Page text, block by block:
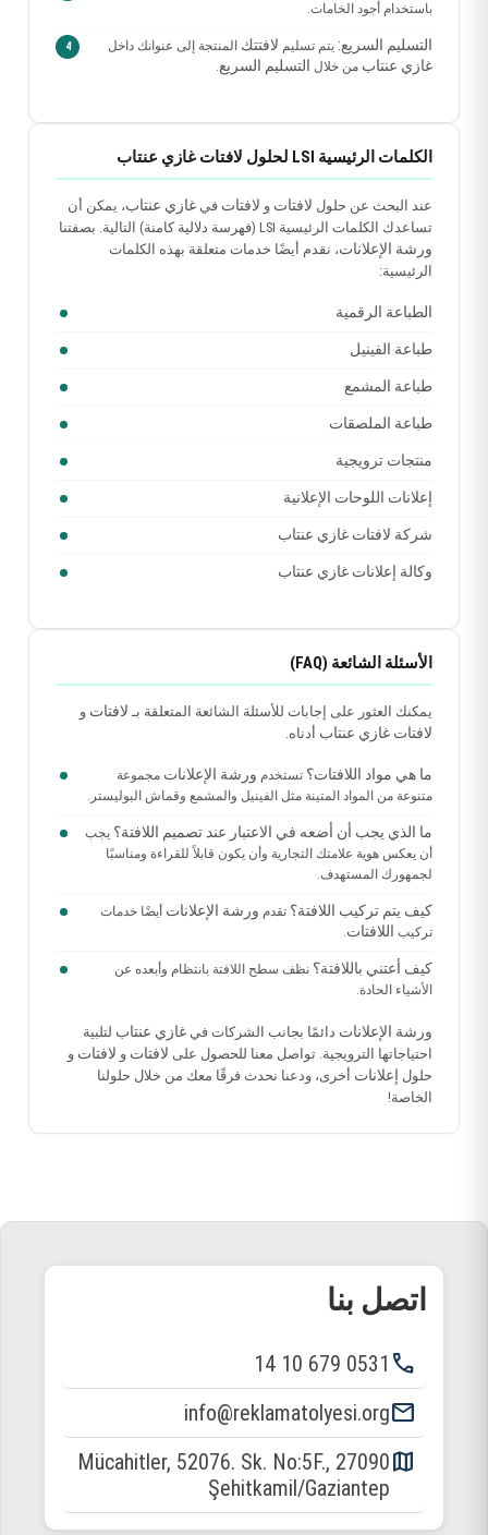
باستخدام أجود الخامات.
التسليم السريع: يتم تسليم لافتتك المنتجة إلى عنوانك داخل
غازي عنتاب من خلال التسليم السريع.
الكلمات الرئيسية LSI لحلول لافتات غازي عنتاب
عند البحث عن حلول لافتات و لافتات في غازي عنتاب، يمكن أن
تساعدك الكلمات الرئيسية LSI (فهرسة دلالية كامنة) التالية. بصفتنا
ورشة الإعلانات، نقدم أيضًا خدمات متعلقة بهذه الكلمات
الرئيسية:
الطباعة الرقمية
طباعة الفينيل
طباعة المشمع
طباعة الملصقات
منتجات ترويجية
إعلانات اللوحات الإعلانية
شركة لافتات غازي عنتاب
وكالة إعلانات غازي عنتاب
الأسئلة الشائعة (FAQ)
يمكنك العثور على إجابات للأسئلة الشائعة المتعلقة بـ لافتات و
لافتات غازي عنتاب أدناه.
ما هي مواد اللافتات؟ تستخدم ورشة الإعلانات مجموعة
متنوعة من المواد المتينة مثل الفينيل والمشمع وقماش البوليستر.
ما الذي يجب أن أضعه في الاعتبار عند تصميم اللافتة؟ يجب
أن يعكس هوية علامتك التجارية وأن يكون قابلاً للقراءة ومناسبًا
لجمهورك المستهدف.
كيف يتم تركيب اللافتة؟ تقدم ورشة الإعلانات أيضًا خدمات
تركيب اللافتات.
كيف أعتني باللافتة؟ نظف سطح اللافتة بانتظام وأبعده عن
الأشياء الحادة.
ورشة الإعلانات دائمًا بجانب الشركات في غازي عنتاب لتلبية
احتياجاتها الترويجية. تواصل معنا للحصول على لافتات و لافتات و
حلول إعلانات أخرى، ودعنا نحدث فرقًا معك من خلال حلولنا
الخاصة!
اتصل بنا
phone
0531 679 10 14
email
info@reklamatolyesi.org
map
Mücahitler, 52076. Sk. No:5F., 27090
Şehitkamil/Gaziantep